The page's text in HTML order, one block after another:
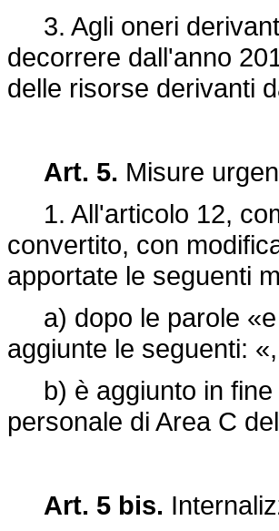
3. Agli oneri
decorrere dall'anno
delle risorse derivanti
Art. 5. Misure
1. All'articolo 12,
convertito, con
apportate le seguenti
a) dopo le parole «e
aggiunte le seguenti:
b) è aggiunto in fine
personale di Area C
Art. 5 bis.